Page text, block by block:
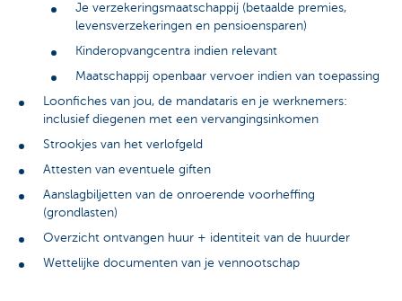
Je verzekeringsmaatschappij (betaalde premies,
levensverzekeringen en pensioensparen)
Kinderopvangcentra indien relevant
Maatschappij openbaar vervoer indien van toepassing
Loonfiches van jou, de mandataris en je werknemers:
inclusief diegenen met een vervangingsinkomen
Strookjes van het verlofgeld
Attesten van eventuele giften
Aanslagbiljetten van de onroerende voorheffing
(grondlasten)
Overzicht ontvangen huur + identiteit van de huurder
Wettelijke documenten van je vennootschap